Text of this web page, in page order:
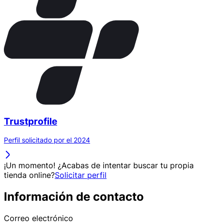
Trustprofile
Perfil solicitado por el 2024
¡Un momento! ¿Acabas de intentar buscar tu propia
tienda online?Solicitar perfil
Información de contacto
Correo electrónico